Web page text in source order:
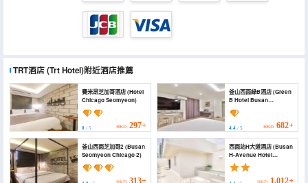
TRT酒店(Trt Hotel)附近酒店推薦
賽米昂芝加哥酒店 (Hotel
Chicago Seomyeon)
0 / 5 HKD 297+
釜山西面綠B酒店 (Green
B Hotel Busan
Seomyeon)
4.4/ 5 HKD 682+
釜山西面芝加哥2 (Busan
Seomyeon Chicago 2)
313+
西面站H大道酒店 (Busan
H-Avenue Hotel
Seomyeon Station)
1,012+